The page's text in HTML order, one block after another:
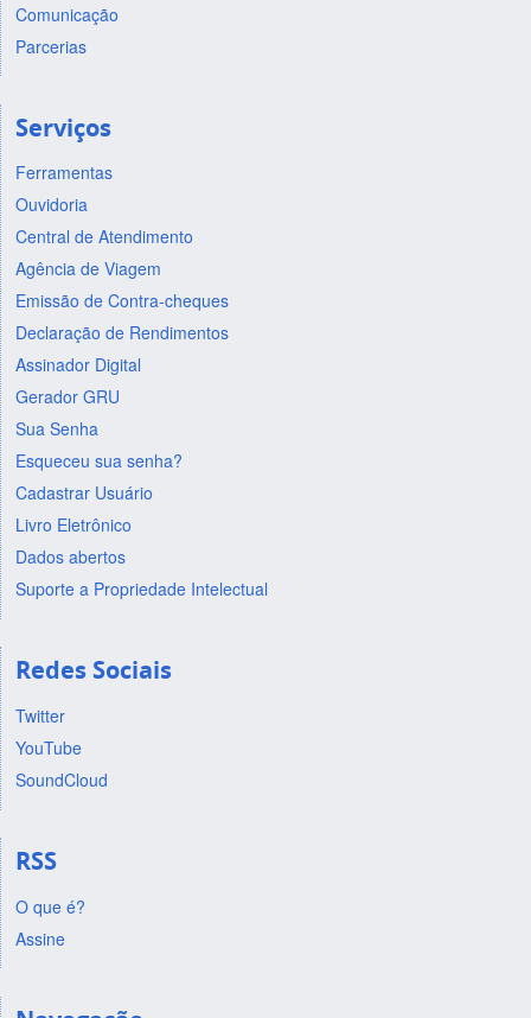
Comunicação
Parcerias
Serviços
Ferramentas
Ouvidoria
Central de Atendimento
Agência de Viagem
Emissão de Contra-cheques
Declaração de Rendimentos
Assinador Digital
Gerador GRU
Sua Senha
Esqueceu sua senha?
Cadastrar Usuário
Livro Eletrônico
Dados abertos
Suporte a Propriedade Intelectual
Redes Sociais
Twitter
YouTube
SoundCloud
RSS
O que é?
Assine